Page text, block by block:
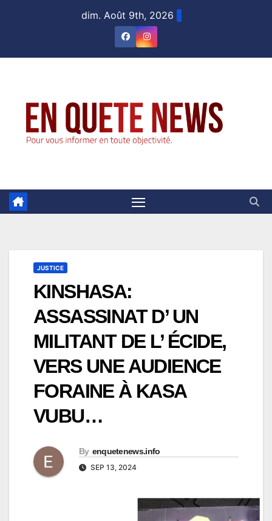
dim. Août 9th, 2026
JUSTICE
KINSHASA:
ASSASSINAT D’ UN
MILITANT DE L’ ÉCIDE,
VERS UNE AUDIENCE
FORAINE À KASA
VUBU…
By enquetenews.info
SEP 13, 2024